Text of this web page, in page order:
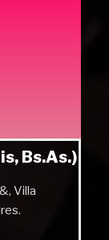
Bs.As.)
Villa